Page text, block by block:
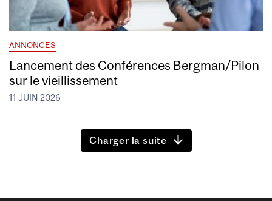
ANNONCES
Lancement des Conférences Bergman/Pilon
sur le vieillissement
11 JUIN 2026
Charger la suite